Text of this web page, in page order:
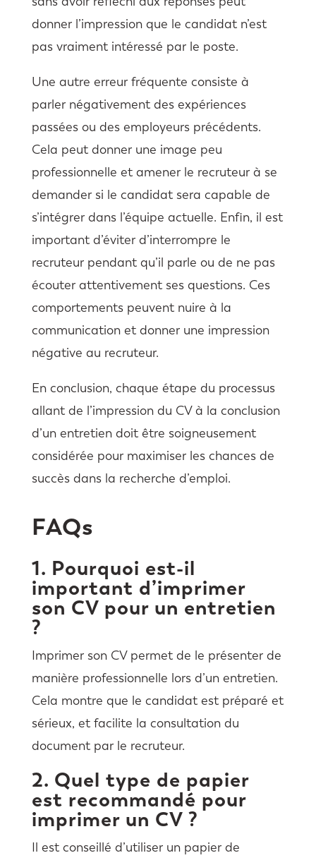
donner l’impression que le candidat n’est
pas vraiment intéressé par le poste.
Une autre erreur fréquente consiste à
parler négativement des expériences
passées ou des employeurs précédents.
Cela peut donner une image peu
professionnelle et amener le recruteur à se
demander si le candidat sera capable de
s’intégrer dans l’équipe actuelle. Enfin, il est
important d’éviter d’interrompre le
recruteur pendant qu’il parle ou de ne pas
écouter attentivement ses questions. Ces
comportements peuvent nuire à la
communication et donner une impression
négative au recruteur.
En conclusion, chaque étape du processus
allant de l’impression du CV à la conclusion
d’un entretien doit être soigneusement
considérée pour maximiser les chances de
succès dans la recherche d’emploi.
FAQs
1. Pourquoi est-il
important d’imprimer
son CV pour un entretien
?
Imprimer son CV permet de le présenter de
manière professionnelle lors d’un entretien.
Cela montre que le candidat est préparé et
sérieux, et facilite la consultation du
document par le recruteur.
2. Quel type de papier
est recommandé pour
imprimer un CV ?
Il est conseillé d’utiliser un papier de